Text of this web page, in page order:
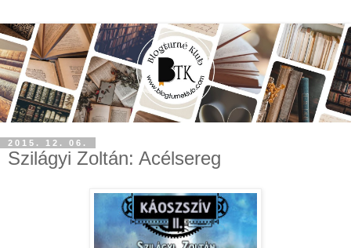
2015. 12. 06.
Szilágyi Zoltán: Acélsereg